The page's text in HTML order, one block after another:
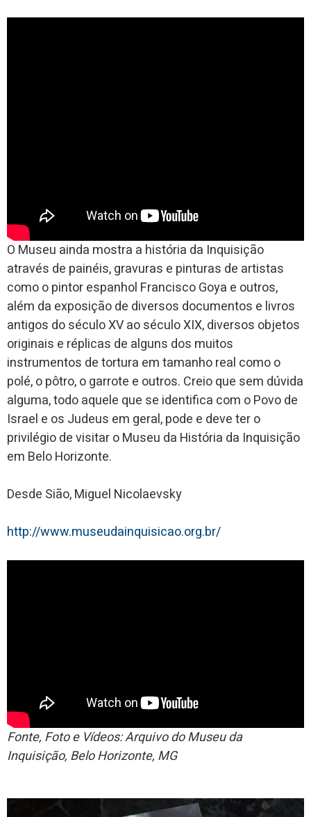
O Museu ainda mostra a história da Inquisição
através de painéis, gravuras e pinturas de artistas
como o pintor espanhol Francisco Goya e outros,
além da exposição de diversos documentos e livros
antigos do século XV ao século XIX, diversos objetos
originais e réplicas de alguns dos muitos
instrumentos de tortura em tamanho real como o
polé, o pôtro, o garrote e outros. Creio que sem dúvida
alguma, todo aquele que se identifica com o Povo de
Israel e os Judeus em geral, pode e deve ter o
privilégio de visitar o Museu da História da Inquisição
em Belo Horizonte.
Desde Sião, Miguel Nicolaevsky
http://www.museudainquisicao.org.br/
Fonte, Foto e Vídeos: Arquivo do Museu da
Inquisição, Belo Horizonte, MG